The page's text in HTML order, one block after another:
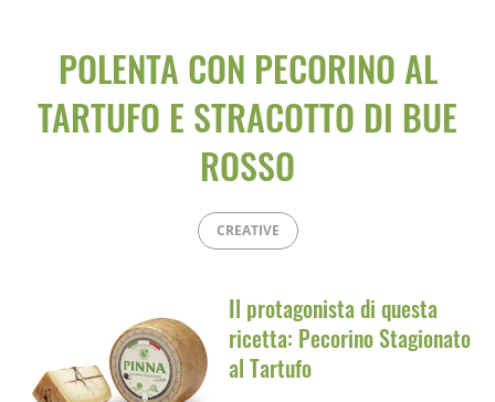
POLENTA CON PECORINO AL
TARTUFO E STRACOTTO DI BUE
ROSSO
CREATIVE
Il protagonista di questa
ricetta: Pecorino Stagionato
al Tartufo